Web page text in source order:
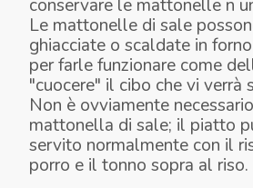
conservare le mattonelle n
Le mattonelle di sale
ghiacciate o scaldate in
per farle funzionare come
"cuocere" il cibo che vi verrà
Non è ovviamente
mattonella di sale; il piatto
servito normalmente con il
porro e il tonno sopra al riso.